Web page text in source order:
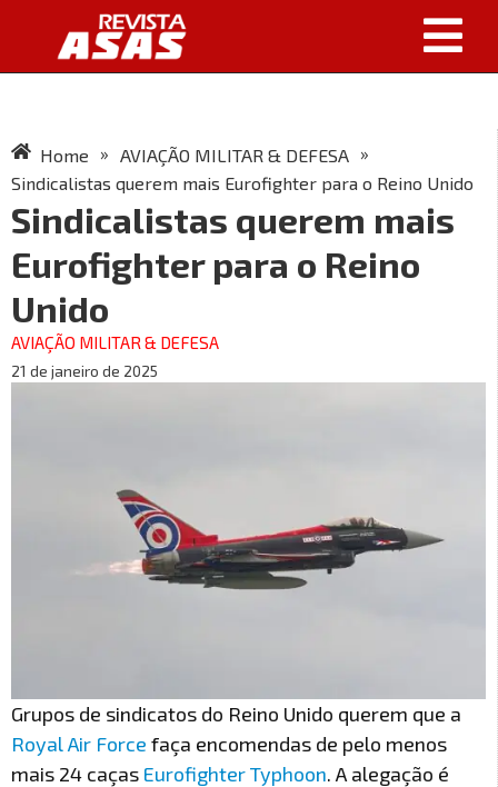
Home » AVIAÇÃO MILITAR & DEFESA »
Sindicalistas querem mais Eurofighter para o Reino Unido
Sindicalistas querem mais
Eurofighter para o Reino
Unido
AVIAÇÃO MILITAR & DEFESA
21 de janeiro de 2025
Grupos de sindicatos do Reino Unido querem que a
Royal Air Force faça encomendas de pelo menos
mais 24 caças Eurofighter Typhoon. A alegação é